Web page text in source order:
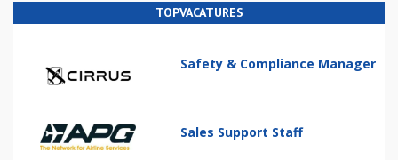
TOPVACATURES
Safety & Compliance Manager
Sales Support Staff